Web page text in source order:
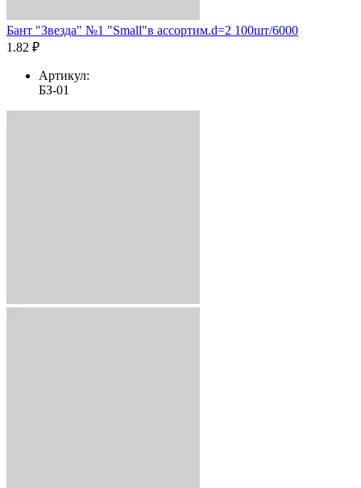
Бант "Звезда" №1 "Small"в ассортим.d=2 100шт/6000
1.82 ₽
Артикул:
БЗ-01